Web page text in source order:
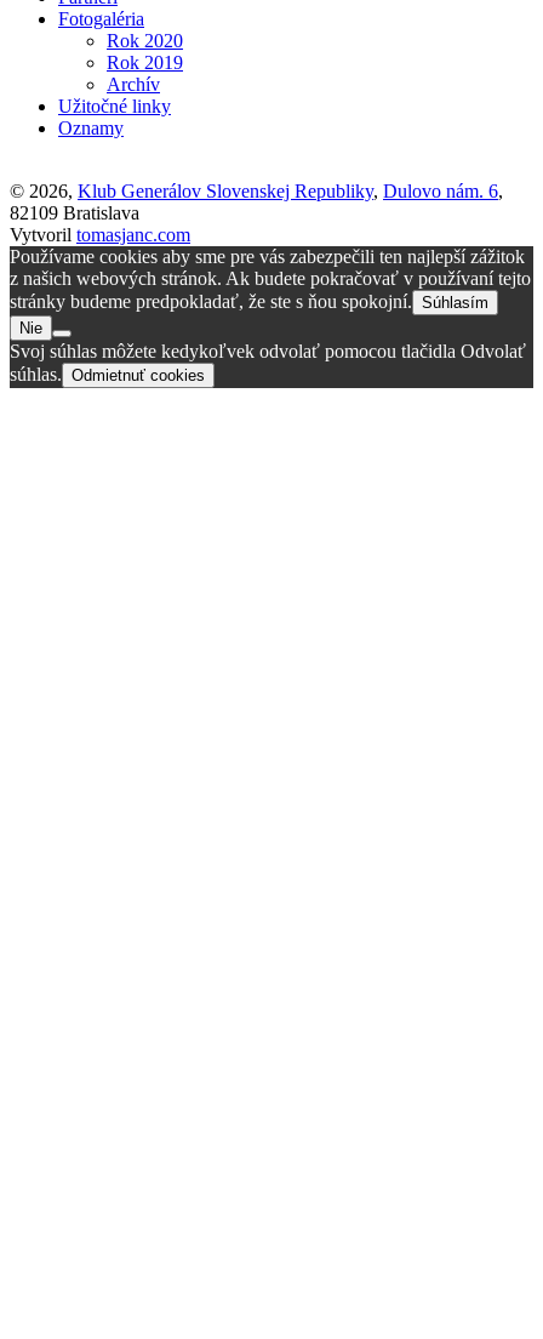
Fotogaléria
Rok 2020
Rok 2019
Archív
Užitočné linky
Oznamy
© 2026, Klub Generálov Slovenskej Republiky, Dulovo nám. 6,
82109 Bratislava
Vytvoril tomasjanc.com
Používame cookies aby sme pre vás zabezpečili ten najlepší zážitok
z našich webových stránok. Ak budete pokračovať v používaní tejto
stránky budeme predpokladať, že ste s ňou spokojní. Súhlasím
Nie
Svoj súhlas môžete kedykoľvek odvolať pomocou tlačidla Odvolať
súhlas. Odmietnuť cookies